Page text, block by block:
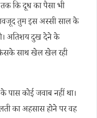
कि दूध का पैसा भी
तुम इस अस्सी साल के
अतिशय दुख देने के
साथ खेल खेल रही
पास कोई जवाब नहीं था।
का अहसास होने पर वह